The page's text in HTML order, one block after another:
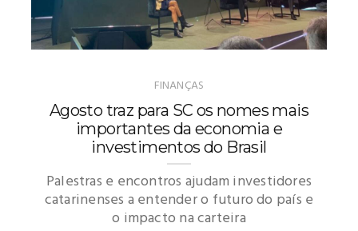
FINANÇAS
Agosto traz para SC os nomes mais
importantes da economia e
investimentos do Brasil
Palestras e encontros ajudam investidores
catarinenses a entender o futuro do país e
o impacto na carteira